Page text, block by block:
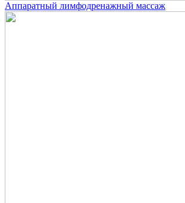
Аппаратный лимфодренажный массаж